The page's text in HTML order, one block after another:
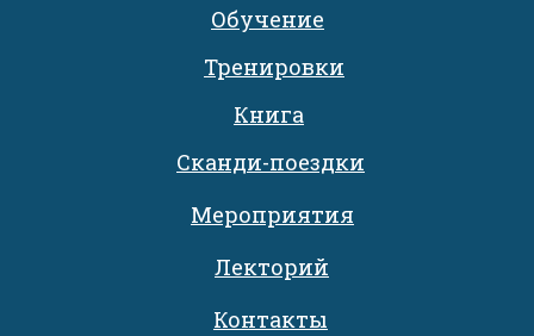
Мероприятия
Обучение
Тренировки
Лекторий
Сканди-поездки
Контакты
Книга